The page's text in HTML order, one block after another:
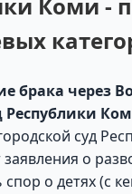
брака через
Республики
суд
о
спор о детях (с